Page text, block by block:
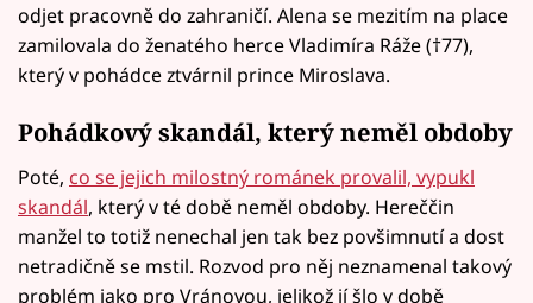
odjet pracovně do zahraničí. Alena se mezitím na place
zamilovala do ženatého herce Vladimíra Ráže (†77),
který v pohádce ztvárnil prince Miroslava.
Pohádkový skandál, který neměl obdoby
Poté, co se jejich milostný románek provalil, vypukl
skandál, který v té době neměl obdoby. Hereččin
manžel to totiž nenechal jen tak bez povšimnutí a dost
netradičně se mstil. Rozvod pro něj neznamenal takový
problém jako pro Vránovou, jelikož jí šlo v době